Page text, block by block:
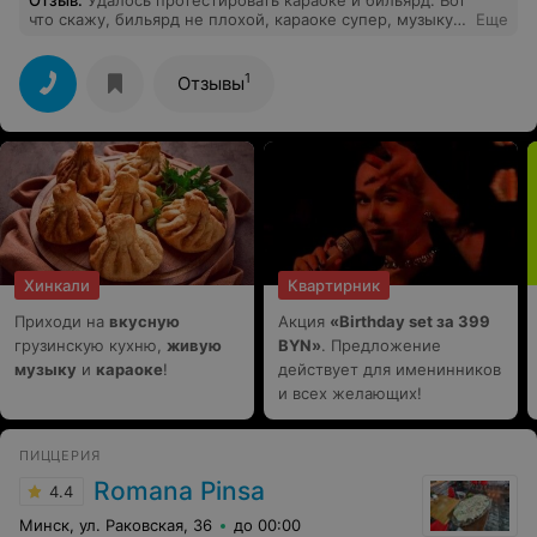
сообщу о качестве работы персонала.
что скажу, бильярд не плохой, караоке супер, музыку
будем отмечать день рождения жены в следующий
раз. Советую!
Еще
Отзывы1
Хинкали
Приходи на вкусную
грузинскую кухню, живую
музыку и караоке!
Квартирник
Акция «Birthday set за 399
BYN». Предложение
действует для именинников
и всех желающих!
ПИЦЦЕРИЯ
4.4 Romana Pinsa
Минск, ул. Раковская, 36 до 00:00